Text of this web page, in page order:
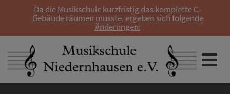
Da die Musikschule kurzfristig das komplette C-
Gebäude räumen musste, ergeben sich folgende
Änderungen: